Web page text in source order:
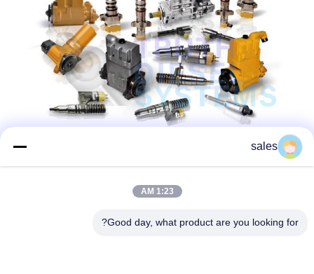
sales
1:23 AM
Good day, what product are you looking for?